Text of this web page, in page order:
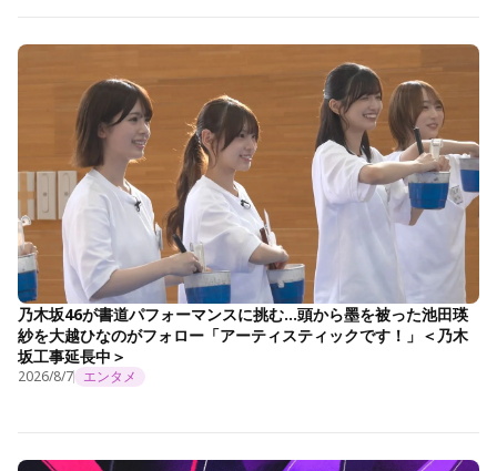
乃木坂46が書道パフォーマンスに挑む…頭から墨を被った池田瑛
紗を大越ひなのがフォロー「アーティスティックです！」＜乃木
坂工事延長中＞
2026/8/7 エンタメ